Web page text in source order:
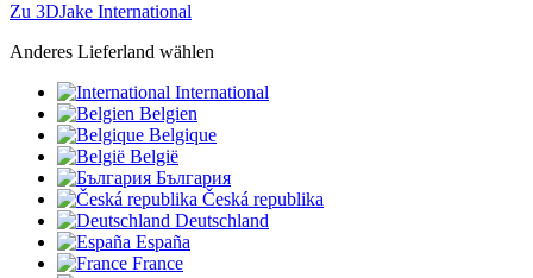
Zu 3DJake International
Anderes Lieferland wählen
International
Belgien
Belgique
België
България
Česká republika
Deutschland
España
France